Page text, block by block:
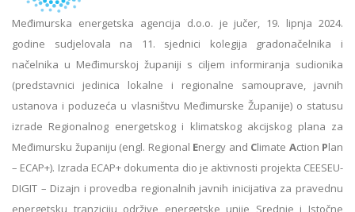
Međimurska energetska agencija d.o.o. je jučer, 19. lipnja 2024.
godine sudjelovala na 11. sjednici kolegija gradonačelnika i
načelnika u Međimurskoj županiji s ciljem informiranja sudionika
(predstavnici jedinica lokalne i regionalne samouprave, javnih
ustanova i poduzeća u vlasništvu Međimurske Županije) o statusu
izrade Regionalnog energetskog i klimatskog akcijskog plana za
Međimursku županiju (engl. Regional Energy and Climate Action Plan
– ECAP+). Izrada ECAP+ dokumenta dio je aktivnosti projekta CEESEU-
DIGIT – Dizajn i provedba regionalnih javnih inicijativa za pravednu
energetsku tranziciju održive energetske unije Srednje i Istočne